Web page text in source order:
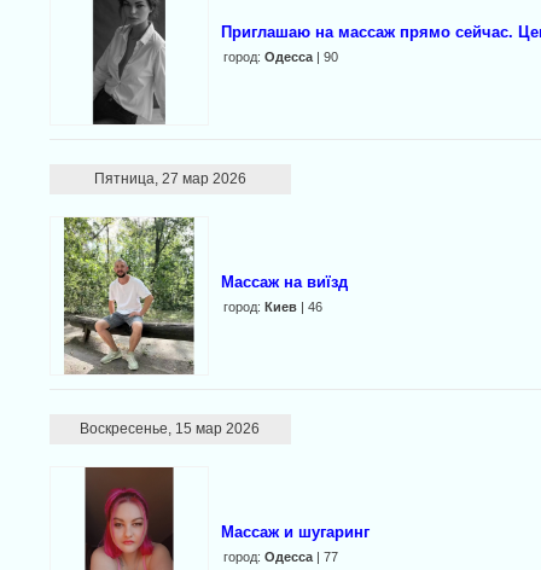
Приглашаю на массаж прямо сейчас.
город: Одесса| 90
Пятница, 27 мар 2026
Массаж на виїзд
город: Киев| 46
Воскресенье, 15 мар 2026
Массаж и шугаринг
город: Одесса| 77